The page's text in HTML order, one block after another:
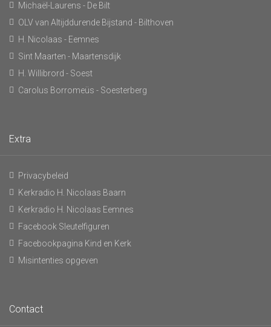
Michaël-Laurens - De Bilt
OLV van Altijddurende Bijstand - Bilthoven
H. Nicolaas - Eemnes
Sint Maarten - Maartensdijk
H. Willibrord - Soest
Carolus Borromeüs - Soesterberg
Extra
Privacybeleid
Kerkradio H. Nicolaas Baarn
Kerkradio H. Nicolaas Eemnes
Facebook Sleutelfiguren
Facebookpagina Kind en Kerk
Misintenties opgeven
Contact